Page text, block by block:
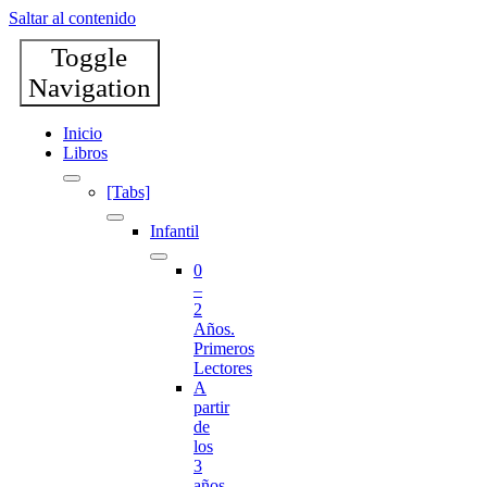
Saltar al contenido
Toggle
Navigation
Inicio
Libros
[Tabs]
Infantil
0
–
2
Años.
Primeros
Lectores
A
partir
de
los
3